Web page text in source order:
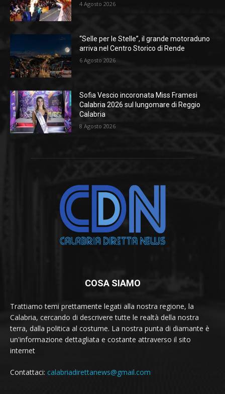
4 Agosto 2026
“Selle per le Stelle”, il grande motoraduno
arriva nel Centro Storico di Rende
6 Agosto 2026
Sofia Vescio incoronata Miss Framesi
Calabria 2026 sul lungomare di Reggio
Calabria
8 Agosto 2026
COSA SIAMO
Trattiamo temi prettamente legati alla nostra regione, la
Calabria, cercando di descrivere tutte le realtà della nostra
terra, dalla politica al costume. La nostra punta di diamante è
un'informazione dettagliata e costante attraverso il sito
internet
Contattaci: calabriadirettanews@gmail.com